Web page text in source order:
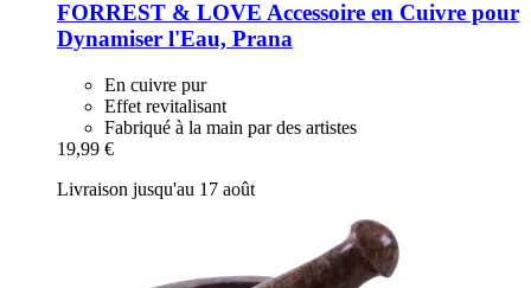
FORREST & LOVE Accessoire en Cuivre pour
Dynamiser l'Eau, Prana
En cuivre pur
Effet revitalisant
Fabriqué à la main par des artistes
19,99 €
Livraison jusqu'au 17 août